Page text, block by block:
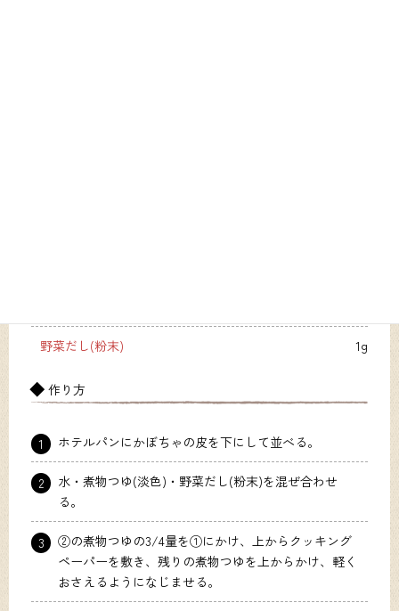
野菜だし(粉末) 1g
作り方
1 ホテルパンにかぼちゃの皮を下にして並べる。
2
水・煮物つゆ(淡色)・野菜だし(粉末)を混ぜ合わせ
る。
3
②の煮物つゆの3/4量を①にかけ、上からクッキング
ペーパーを敷き、残りの煮物つゆを上からかけ、軽く
おさえるようになじませる。